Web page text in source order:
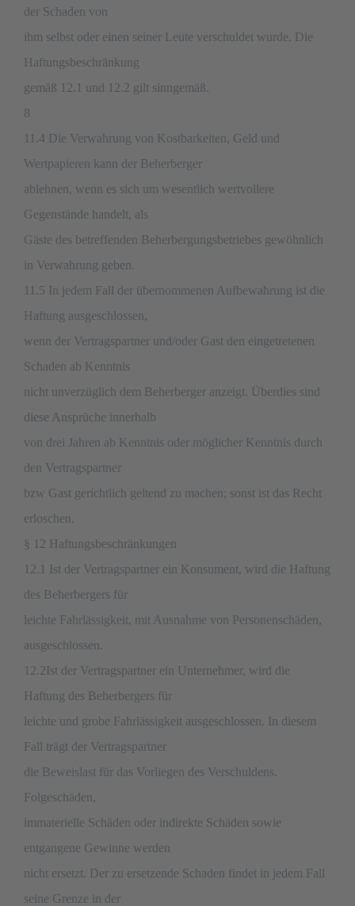
der Schaden von
ihm selbst oder einen seiner Leute verschuldet wurde. Die
Haftungsbeschränkung
gemäß 12.1 und 12.2 gilt sinngemäß.
8
11.4 Die Verwahrung von Kostbarkeiten, Geld und
Wertpapieren kann der Beherberger
ablehnen, wenn es sich um wesentlich wertvollere
Gegenstände handelt, als
Gäste des betreffenden Beherbergungsbetriebes gewöhnlich
in Verwahrung geben.
11.5 In jedem Fall der übernommenen Aufbewahrung ist die
Haftung ausgeschlossen,
wenn der Vertragspartner und/oder Gast den eingetretenen
Schaden ab Kenntnis
nicht unverzüglich dem Beherberger anzeigt. Überdies sind
diese Ansprüche innerhalb
von drei Jahren ab Kenntnis oder möglicher Kenntnis durch
den Vertragspartner
bzw Gast gerichtlich geltend zu machen; sonst ist das Recht
erloschen.
§ 12 Haftungsbeschränkungen
12.1 Ist der Vertragspartner ein Konsument, wird die Haftung
des Beherbergers für
leichte Fahrlässigkeit, mit Ausnahme von Personenschäden,
ausgeschlossen.
12.2Ist der Vertragspartner ein Unternehmer, wird die
Haftung des Beherbergers für
leichte und grobe Fahrlässigkeit ausgeschlossen. In diesem
Fall trägt der Vertragspartner
die Beweislast für das Vorliegen des Verschuldens.
Folgeschäden,
immaterielle Schäden oder indirekte Schäden sowie
entgangene Gewinne werden
nicht ersetzt. Der zu ersetzende Schaden findet in jedem Fall
seine Grenze in der